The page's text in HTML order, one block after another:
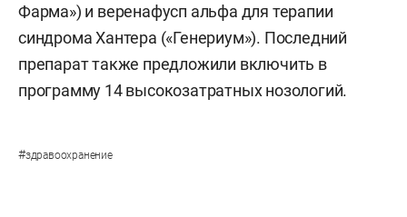
Фарма») и веренафусп альфа для терапии
синдрома Хантера («Генериум»). Последний
препарат также предложили включить в
программу 14 высокозатратных нозологий.
#здравоохранение